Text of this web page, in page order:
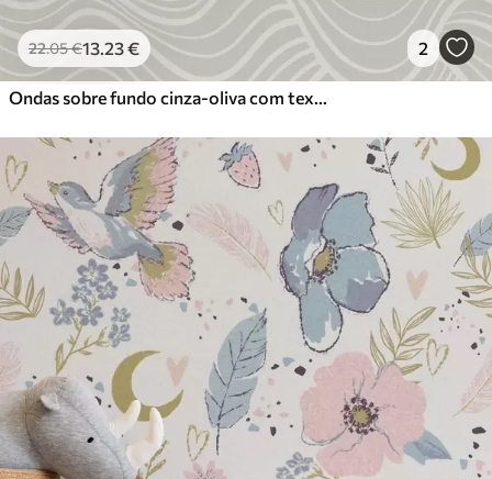
22.05€13.23€ 2
Ondas sobre fundo cinza-oliva com textura de tecido